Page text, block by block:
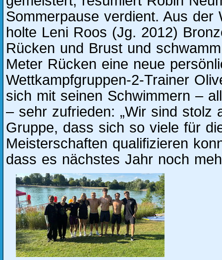
Sommerpause verdient. Aus der
holte Leni Roos (Jg. 2012)
Rücken und Brust und
Meter Rücken eine neue
Wettkampfgruppen-2-Trainer
sich mit seinen Schwimmern –
– sehr zufrieden: „Wir sind stolz
Gruppe, dass sich so viele für
Meisterschaften qualifizieren
dass es nächstes Jahr noch